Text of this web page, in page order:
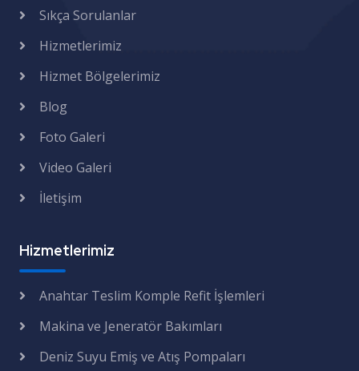
Sıkça Sorulanlar
Hizmetlerimiz
Hizmet Bölgelerimiz
Blog
Foto Galeri
Video Galeri
İletişim
Hizmetlerimiz
Anahtar Teslim Komple Refit İşlemleri
Makina ve Jeneratör Bakımları
Deniz Suyu Emiş ve Atış Pompaları